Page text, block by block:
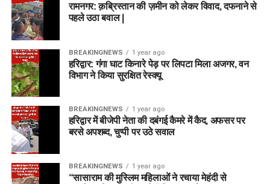
रामनगर: क़ब्रिस्तान की ज़मीन को लेकर विवाद, दफनाने से
पहले उठा बवाल |
BREAKINGNEWS 1 year ago
हरिद्वार: गंगा घाट किनारे पेड़ पर लिपटा मिला अजगर, वन
विभाग ने किया सुरक्षित रेस्क्यू
BREAKINGNEWS 1 year ago
हरिद्वार में बीजेपी नेता की दबंगई कैमरे में कैद, अफसर पर
बरसे अपशब्द, चुप्पी पर उठे सवाल
BREAKINGNEWS 1 year ago
“सासाराम की मुस्लिम महिलाओं ने रचाया मेहंदी से